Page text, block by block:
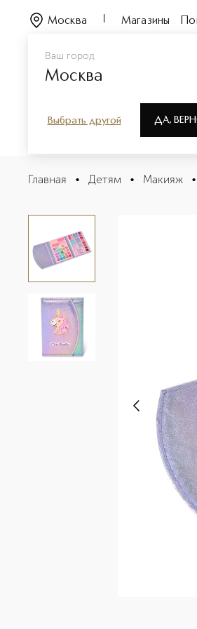
Ваш город
Москва
Выбрать другой ДА,
Москва Магазины
Кошелек с косметикой мечты
Описание
Главная • Детям • Макияж •